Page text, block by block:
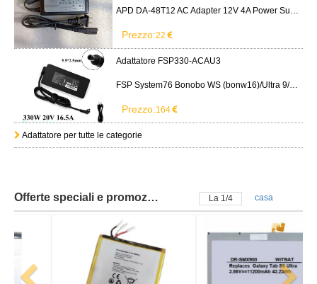
APD DA-48T12 AC Adapter 12V 4A Power Supply Cord
Prezzo:22
Adattatore FSP330-ACAU3
FSP System76 Bonobo WS (bonw16)/Ultra 9/RTX5090
Prezzo:164
Adattatore per tutte le categorie
Offerte speciali e promozioni La 2/4 casa